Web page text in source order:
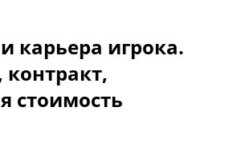
Мира
Лига
Лига
карьера игрока.
контракт,
стоимость